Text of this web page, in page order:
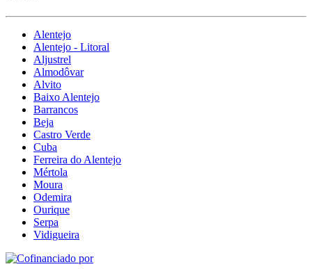
Alentejo
Alentejo - Litoral
Aljustrel
Almodôvar
Alvito
Baixo Alentejo
Barrancos
Beja
Castro Verde
Cuba
Ferreira do Alentejo
Mértola
Moura
Odemira
Ourique
Serpa
Vidigueira